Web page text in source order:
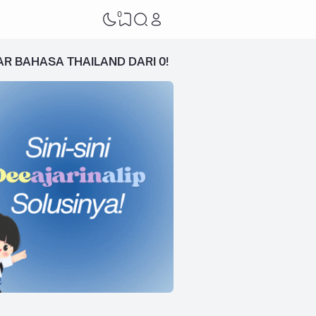
0
BAHASA THAILAND DARI 0!